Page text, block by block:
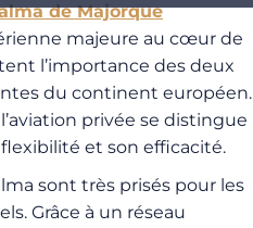
de Majorque
majeure au cœur de
l’importance des deux
du continent européen.
privée se distingue
et son efficacité.
sont très prisés pour les
Grâce à un réseau